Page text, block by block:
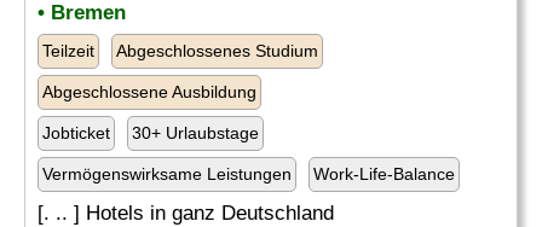
• Bremen
Teilzeit Abgeschlossenes Studium
Abgeschlossene Ausbildung
Jobticket 30+ Urlaubstage
Vermögenswirksame Leistungen Work-Life-Balance
[. .. ] Hotels in ganz Deutschland